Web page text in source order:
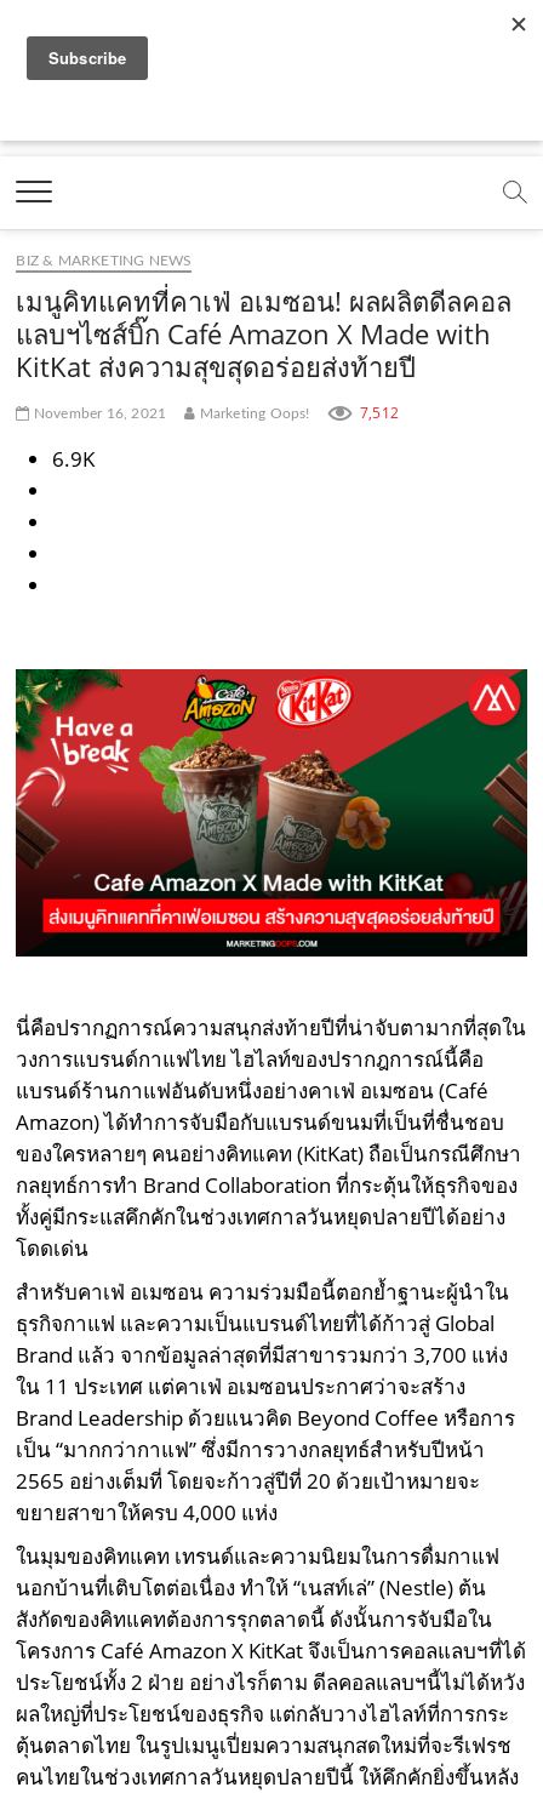
a
e
b
o
o
k
.
c
o
o
t
b
e
.
c
o
m
.
o
e
m
e
t
g
r
a
m
.
t
k
c
o
m
Marketing Oops!
DIGITAL | CREATIVE | ADVERTISING | CAMPAIGN |
BIZ & MARKETING NEWS
เมนูคิทแคทที่คาเฟ่ อเมซอน! ผลผลิตดีลคอล
แลบฯไซส์บิ๊ก Café Amazon X Made with
KitKat ส่งความสุขสุดอร่อยส่งท้ายปี
November 16, 2021 Marketing Oops! 7,512
6.9K
นี่คือปรากฏการณ์ความสนุกส่งท้ายปีที่น่าจับตามากที่สุดใน
วงการแบรนด์กาแฟไทย ไฮไลท์ของปรากฎการณ์นี้คือ
แบรนด์ร้านกาแฟอันดับหนึ่งอย่างคาเฟ่ อเมซอน (Café
Amazon) ได้ทำการจับมือกับแบรนด์ขนมที่เป็นที่ชื่นชอบ
ของใครหลายๆ คนอย่างคิทแคท (KitKat) ถือเป็นกรณีศึกษา
กลยุทธ์การทำ Brand Collaboration ที่กระตุ้นให้ธุรกิจของ
ทั้งคู่มีกระแสคึกคักในช่วงเทศกาลวันหยุดปลายปีได้อย่าง
โดดเด่น
สำหรับคาเฟ่ อเมซอน ความร่วมมือนี้ตอกย้ำฐานะผู้นำใน
ธุรกิจกาแฟ และความเป็นแบรนด์ไทยที่ได้ก้าวสู่ Global
Brand แล้ว จากข้อมูลล่าสุดที่มีสาขารวมกว่า 3,700 แห่ง
ใน 11 ประเทศ แต่คาเฟ่ อเมซอนประกาศว่าจะสร้าง
Brand Leadership ด้วยแนวคิด Beyond Coffee หรือการ
เป็น “มากกว่ากาแฟ” ซึ่งมีการวางกลยุทธ์สำหรับปีหน้า
2565 อย่างเต็มที่ โดยจะก้าวสู่ปีที่ 20 ด้วยเป้าหมายจะ
ขยายสาขาให้ครบ 4,000 แห่ง
ในมุมของคิทแคท เทรนด์และความนิยมในการดื่มกาแฟ
นอกบ้านที่เติบโตต่อเนื่อง ทำให้ “เนสท์เล่” (Nestle) ต้น
สังกัดของคิทแคทต้องการรุกตลาดนี้ ดังนั้นการจับมือใน
โครงการ Café Amazon X KitKat จึงเป็นการคอลแลบฯที่ได้
ประโยชน์ทั้ง 2 ฝ่าย อย่างไรก็ตาม ดีลคอลแลบฯนี้ไม่ได้หวัง
ผลใหญ่ที่ประโยชน์ของธุรกิจ แต่กลับวางไฮไลท์ที่การกระ
ตุ้นตลาดไทย ในรูปเมนูเปี่ยมความสนุกสดใหม่ที่จะรีเฟรช
คนไทยในช่วงเทศกาลวันหยุดปลายปีนี้ ให้คึกคักยิ่งขึ้นหลัง